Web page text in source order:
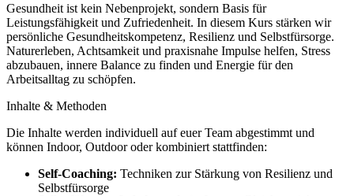
Gesundheit ist kein Nebenprojekt, sondern Basis für
Leistungsfähigkeit und Zufriedenheit. In diesem Kurs stärken wir
persönliche Gesundheitskompetenz, Resilienz und Selbstfürsorge.
Naturerleben, Achtsamkeit und praxisnahe Impulse helfen, Stress
abzubauen, innere Balance zu finden und Energie für den
Arbeitsalltag zu schöpfen.
Inhalte & Methoden
Die Inhalte werden individuell auf euer Team abgestimmt und
können Indoor, Outdoor oder kombiniert stattfinden:
Self-Coaching: Techniken zur Stärkung von Resilienz und
Selbstfürsorge